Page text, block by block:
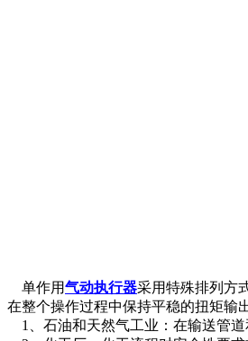
单作用气动执行器采用特殊排列方
在整个操作过程中保持平稳的扭矩输
1、石油和天然气工业：在输送管道